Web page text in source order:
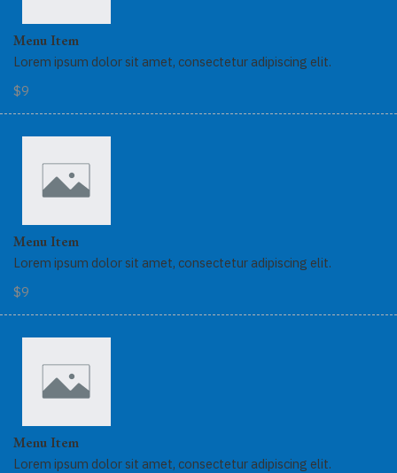
Menu Item
Lorem ipsum dolor sit amet, consectetur adipiscing elit.
$9
Menu Item
Lorem ipsum dolor sit amet, consectetur adipiscing elit.
$9
Menu Item
Lorem ipsum dolor sit amet, consectetur adipiscing elit.